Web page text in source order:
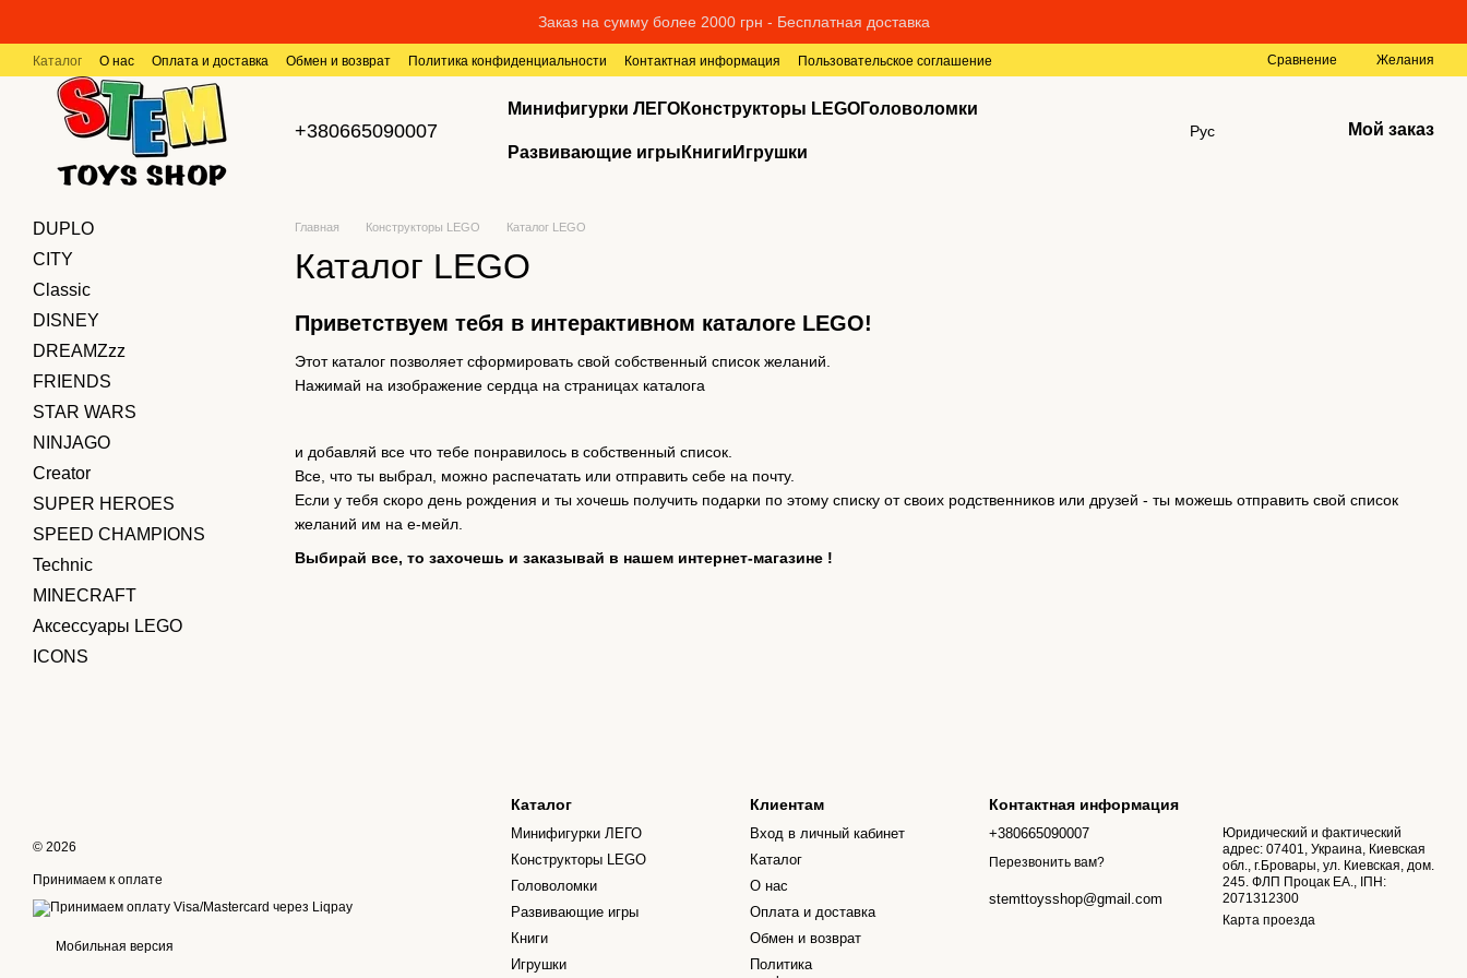
Заказ на сумму более 2000 грн - Бесплатная доставка
Каталог О нас Оплата и доставка Обмен и возврат Политика конфиденциальности Контактная информация Пользовательское соглашение Сравнение Желания
+380665090007
Минифигурки ЛЕГОКонструкторы LEGOГоловоломки
Развивающие игры Книги Игрушки
Рус Мой заказ
Главная Конструкторы LEGO Каталог LEGO
Каталог LEGO
Приветствуем тебя в интерактивном каталоге LEGO!
Этот каталог позволяет сформировать свой собственный список желаний.
Нажимай на изображение сердца на страницах каталога
и добавляй все что тебе понравилось в собственный список.
Все, что ты выбрал, можно распечатать или отправить себе на почту.
Если у тебя скоро день рождения и ты хочешь получить подарки по этому списку от своих родственников или друзей - ты можешь отправить свой список
желаний им на е-мейл.
Выбирай все, то захочешь и заказывай в нашем интернет-магазине !
DUPLO
CITY
Classic
DISNEY
DREAMZzz
FRIENDS
STAR WARS
NINJAGO
Creator
SUPER HEROES
SPEED CHAMPIONS
Technic
MINECRAFT
Аксессуары LEGO
ICONS
© 2026
Принимаем к оплате
Мобильная версия
Каталог
Минифигурки ЛЕГО
Конструкторы LEGO
Головоломки
Развивающие игры
Книги
Игрушки
Клиентам
Вход в личный кабинет
Каталог
О нас
Оплата и доставка
Обмен и возврат
Политика
Контактная информация
+380665090007
Перезвонить вам?
stemttoysshop@gmail.com
Юридический и фактический
адрес: 07401, Украина, Киевская
обл., г.Бровары, ул. Киевская, дом.
245. ФЛП Процак ЕА., ІПН:
2071312300
Карта проезда